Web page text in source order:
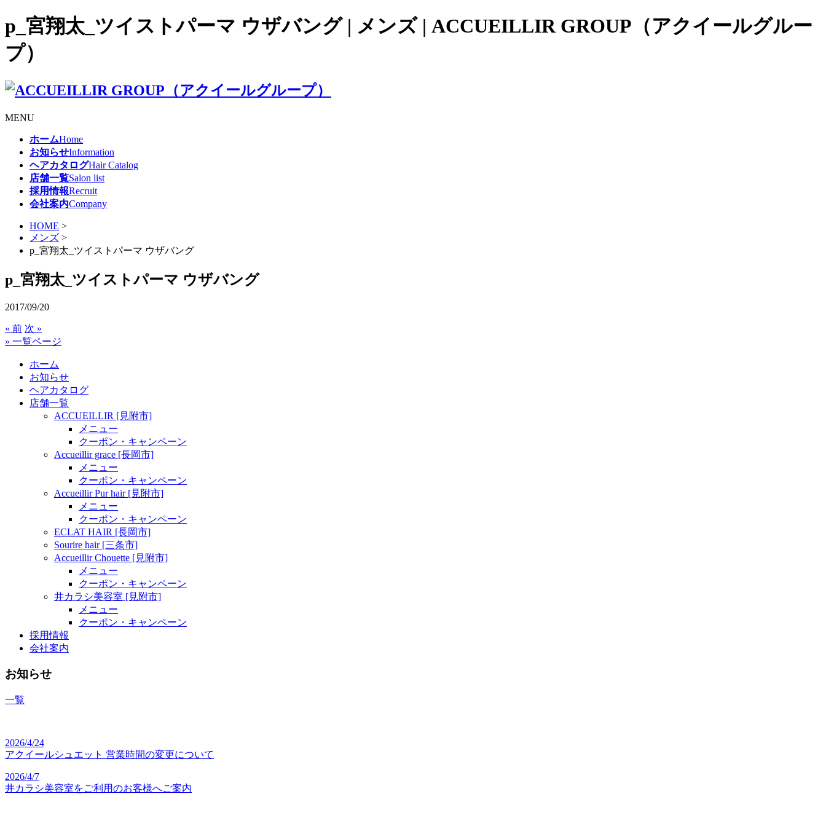
p_宮翔太_ツイストパーマ ウザバング | メンズ | ACCUEILLIR GROUP（アクイールグルー
プ）
MENU
ホームHome
お知らせInformation
ヘアカタログHair Catalog
店舗一覧Salon list
採用情報Recruit
会社案内Company
HOME >
メンズ >
p_宮翔太_ツイストパーマ ウザバング
p_宮翔太_ツイストパーマ ウザバング
2017/09/20
« 前 次 »
» 一覧ページ
ホーム
お知らせ
ヘアカタログ
店舗一覧
ACCUEILLIR [見附市]
メニュー
クーポン・キャンペーン
Accueillir grace [長岡市]
メニュー
クーポン・キャンペーン
Accueillir Pur hair [見附市]
メニュー
クーポン・キャンペーン
ECLAT HAIR [長岡市]
Sourire hair [三条市]
Accueillir Chouette [見附市]
メニュー
クーポン・キャンペーン
井カラシ美容室 [見附市]
メニュー
クーポン・キャンペーン
採用情報
会社案内
お知らせ
一覧
2026/4/24
アクイールシュエット 営業時間の変更について
2026/4/7
井カラシ美容室をご利用のお客様へご案内